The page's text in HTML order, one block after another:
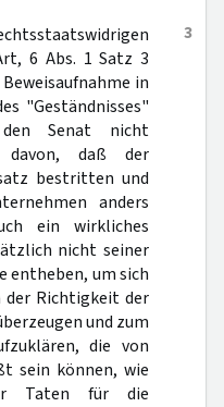
3
6 Abs. 1 Satz 3
in
"Geständnisses"
Senat nicht
davon, daß der
bestritten und
anders
ein wirkliches
nicht seiner
entheben, um sich
der Richtigkeit der
und zum
die von
sein können, wie
Taten für die